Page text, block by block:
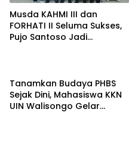
Musda KAHMI III dan
FORHATI II Seluma Sukses,
Pujo Santoso Jadi
Tanamkan Budaya PHBS
Sejak Dini, Mahasiswa KKN
UIN Walisongo Gelar